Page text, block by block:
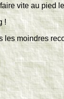
vite au pied
!
moindres